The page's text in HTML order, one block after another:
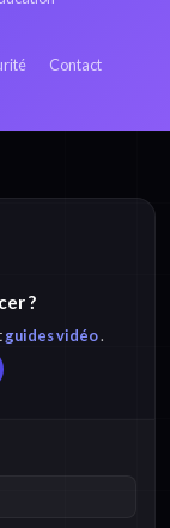
Coréen en
Contact
?
guides vidéo.